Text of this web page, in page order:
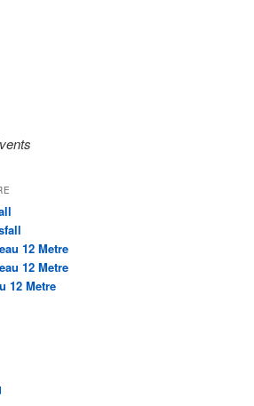
12 Metre
12 Metre
12 Metre